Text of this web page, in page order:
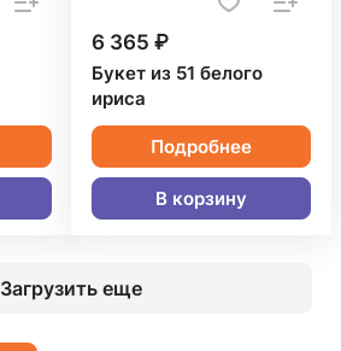
6 365 ₽
Букет из 51 белого
ириса
Подробнее
В корзину
Загрузить еще